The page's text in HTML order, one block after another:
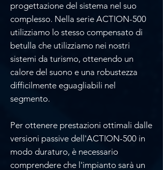
progettazione del sistema nel suo
complesso. Nella serie ACTION-500
utilizziamo lo stesso compensato di
betulla che utilizziamo nei nostri
sistemi da turismo, ottenendo un
calore del suono e una robustezza
difficilmente eguagliabili nel
segmento.
Per ottenere prestazioni ottimali dalle
versioni passive dell'ACTION-500 in
modo duraturo, è necessario
comprendere che l'impianto sarà un